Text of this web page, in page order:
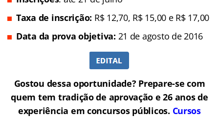
Taxa de inscrição: R$ 12,70, R$ 15,00 e R$ 17,00
Data da prova objetiva: 21 de agosto de 2016
Gostou dessa oportunidade? Prepare-se com
quem tem tradição de aprovação e 26 anos de
experiência em concursos públicos. Cursos